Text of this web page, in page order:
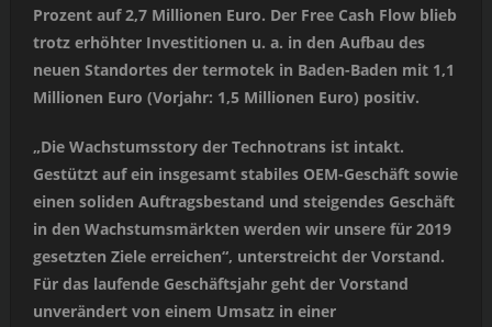
Prozent auf 2,7 Millionen Euro. Der Free Cash Flow blieb
trotz erhöhter Investitionen u. a. in den Aufbau des
neuen Standortes der termotek in Baden-Baden mit 1,1
Millionen Euro (Vorjahr: 1,5 Millionen Euro) positiv.
„Die Wachstumsstory der Technotrans ist intakt.
Gestützt auf ein insgesamt stabiles OEM-Geschäft sowie
einen soliden Auftragsbestand und steigendes Geschäft
in den Wachstumsmärkten werden wir unsere für 2019
gesetzten Ziele erreichen“, unterstreicht der Vorstand.
Für das laufende Geschäftsjahr geht der Vorstand
unverändert von einem Umsatz in einer